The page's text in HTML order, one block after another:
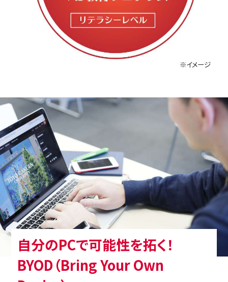
※イメージ
自分のPCで可能性を拓く！
BYOD（Bring Your Own